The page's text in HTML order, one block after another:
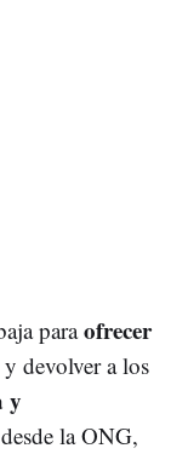
paraofrecer
y devolver a los
y
la ONG,